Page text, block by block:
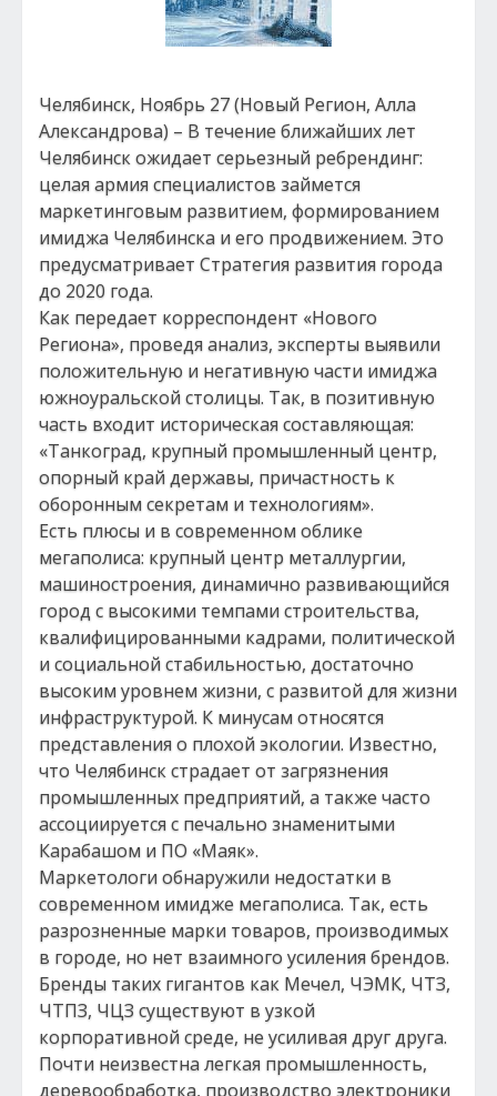
Челябинск, Ноябрь 27 (Новый Регион, Алла
Александрова) – В течение ближайших лет
Челябинск ожидает серьезный ребрендинг:
целая армия специалистов займется
маркетинговым развитием, формированием
имиджа Челябинска и его продвижением. Это
предусматривает Стратегия развития города
до 2020 года.
Как передает корреспондент «Нового
Региона», проведя анализ, эксперты выявили
положительную и негативную части имиджа
южноуральской столицы. Так, в позитивную
часть входит историческая составляющая:
«Танкоград, крупный промышленный центр,
опорный край державы, причастность к
оборонным секретам и технологиям».
Есть плюсы и в современном облике
мегаполиса: крупный центр металлургии,
машиностроения, динамично развивающийся
город с высокими темпами строительства,
квалифицированными кадрами, политической
и социальной стабильностью, достаточно
высоким уровнем жизни, с развитой для жизни
инфраструктурой. К минусам относятся
представления о плохой экологии. Известно,
что Челябинск страдает от загрязнения
промышленных предприятий, а также часто
ассоциируется с печально знаменитыми
Карабашом и ПО «Маяк».
Маркетологи обнаружили недостатки в
современном имидже мегаполиса. Так, есть
разрозненные марки товаров, производимых
в городе, но нет взаимного усиления брендов.
Бренды таких гигантов как Мечел, ЧЭМК, ЧТЗ,
ЧТПЗ, ЧЦЗ существуют в узкой
корпоративной среде, не усиливая друг друга.
Почти неизвестна легкая промышленность,
деревообработка, производство электроники